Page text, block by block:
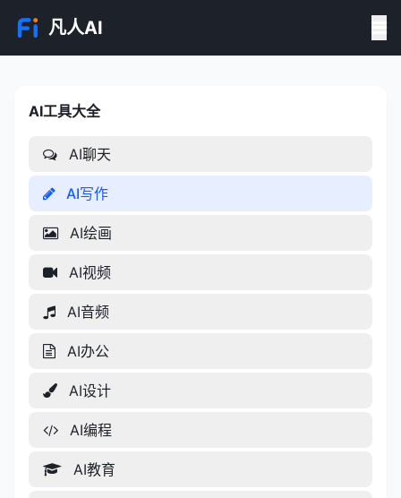
凡人AI
AI工具大全
AI工具大全
AI聊天
AI写作
AI绘画
AI视频
AI音频
AI办公
AI设计
AI编程
AI教育